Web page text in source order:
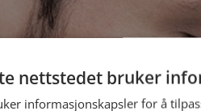
nettstedet bruker
informasjonskapsler for å